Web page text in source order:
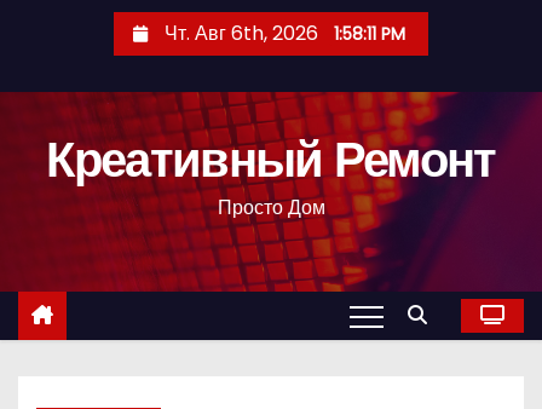
с
Чт. Авг 6th, 2026 1:58:12 PM
Креативный Ремонт
Просто Дом